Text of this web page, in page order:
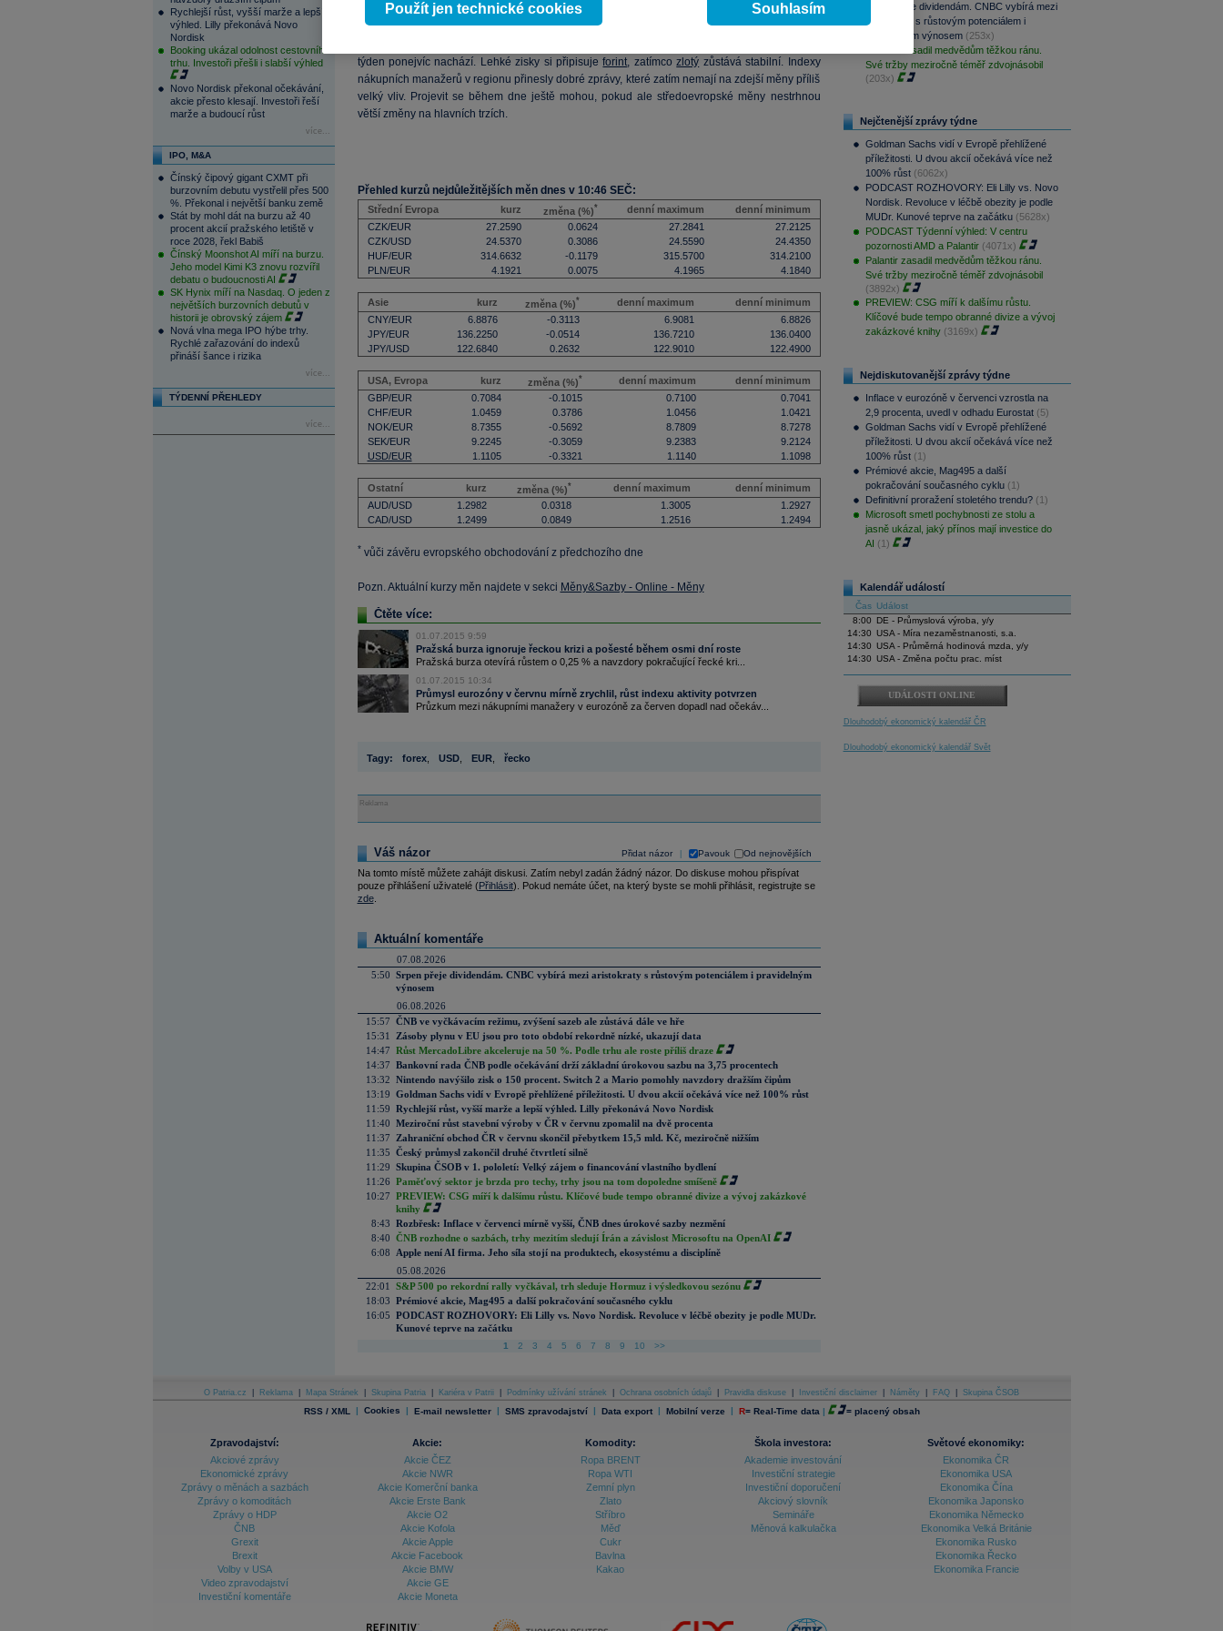
Rychlejší růst, vyšší marže a lepší
výhled. Lilly překonává Novo
Nordisk
Booking ukázal odolnost cestovního
trhu. Investoři přešli i slabší výhled
Novo Nordisk překonal očekávání,
akcie přesto klesají. Investoři řeší
marže a budoucí růst
více...
IPO, M&A
Čínský čipový gigant CXMT při
burzovním debutu vystřelil přes 500
%. Překonal i největší banku země
Stát by mohl dát na burzu až 40
procent akcií pražského letiště v
roce 2028, řekl Babiš
Čínský Moonshot AI míří na burzu.
Jeho model Kimi K3 znovu rozvířil
debatu o budoucnosti AI
SK Hynix míří na Nasdaq. O jeden z
největších burzovních debutů v
historii je obrovský zájem
Nová vlna mega IPO hýbe trhy.
Rychlé zařazování do indexů
přináší šance i rizika
více...
TÝDENNÍ PŘEHLEDY
více...
aktuálně i proti libře, kde mu ovšem hraje do karet horší britský PMI.
týden ponejvíc nachází. Lehké zisky si připisujeforint, zatímcozlotý zůstává stabilní. Indexy
nákupních manažerů v regionu přinesly dobré zprávy, které zatím nemají na zdejší měny příliš
velký vliv. Projevit se během dne ještě mohou, pokud ale středoevropské měny nestrhnou
větší změny na hlavních trzích.
Přehled kurzů nejdůležitějších měn dnes v 10:46 SEČ:
Střední Evropa kurz změna (%)* denní maximum
denní minimum
CZK/EUR
27.2590 0.0624 27.2841
27.2125
CZK/USD
24.5370 0.3086 24.5590
24.4350
HUF/EUR
314.6632 -0.1179 315.5700
314.2100
PLN/EUR
4.1921 0.0075 4.1965 4.1840
Asie kurz změna (%)* denní maximum
denní minimum
CNY/EUR
6.8876 -0.3113 6.9081
6.8826
JPY/EUR
136.2250 -0.0514 136.7210
136.0400
JPY/USD
122.6840 0.2632 122.9010 122.4900
USA, Evropa kurz změna (%)* denní maximum
denní minimum
GBP/EUR
0.7084 -0.1015 0.7100
0.7041
CHF/EUR
1.0459 0.3786 1.0456
1.0421
NOK/EUR
8.7355 -0.5692 8.7809
8.7278
SEK/EUR
9.2245 -0.3059 9.2383
9.2124
USD/EUR
1.1105 -0.3321 1.1140 1.1098
Ostatní kurz změna (%)* denní maximum
denní minimum
AUD/USD
1.2982 0.0318 1.3005
1.2927
CAD/USD
1.2499 0.0849 1.2516 1.2494
* vůči závěru evropského obchodování z předchozího dne
Pozn. Aktuální kurzy měn najdete v sekci Měny&Sazby - Online - Měny
Čtěte více:
01.07.2015 9:59
Pražská burza ignoruje řeckou krizi a pošesté během osmi dní roste
Pražská burza otevírá růstem o 0,25 % a navzdory pokračující řecké kri...
01.07.2015 10:34
Průmysl eurozóny v červnu mírně zrychlil, růst indexu aktivity potvrzen
Průzkum mezi nákupními manažery v eurozóně za červen dopadl nad očekáv...
Tagy: forex, USD, EUR, řecko
Reklama
Přidat názor Pavouk Od nejnovějších
Váš názor
Na tomto místě můžete zahájit diskusi. Zatím nebyl zadán žádný názor. Do diskuse mohou přispívat
pouze přihlášení uživatelé (Přihlásit). Pokud nemáte účet, na který byste se mohli přihlásit, registrujte se
zde.
Aktuální komentáře
07.08.2026
5:50 Srpen přeje dividendám. CNBC vybírá mezi aristokraty s růstovým potenciálem i pravidelným
výnosem
06.08.2026
15:57 ČNB ve vyčkávacím režimu, zvýšení sazeb ale zůstává dále ve hře
15:31
Zásoby plynu v EU jsou pro toto období rekordně nízké, ukazují data
14:47 Růst MercadoLibre akceleruje na 50 %. Podle trhu ale roste příliš draze
14:37 Bankovní rada ČNB podle očekávání drží základní úrokovou sazbu na 3,75 procentech
13:32 Nintendo navýšilo zisk o 150 procent. Switch 2 a Mario pomohly navzdory dražším čipům
13:19 Goldman Sachs vidí v Evropě přehlížené příležitosti. U dvou akcií očekává více než 100% růst
11:59 Rychlejší růst, vyšší marže a lepší výhled. Lilly překonává Novo Nordisk
11:40 Meziroční růst stavební výroby v ČR v červnu zpomalil na dvě procenta
11:37
Zahraniční obchod ČR v červnu skončil přebytkem 15,5 mld. Kč, meziročně nižším
11:35 Český průmysl zakončil druhé čtvrtletí silně
11:29 Skupina ČSOB v 1. pololetí: Velký zájem o financování vlastního bydlení
11:26 Paměťový sektor je brzda pro techy, trhy jsou na tom dopoledne smíšeně
10:27 PREVIEW: CSG míří k dalšímu růstu. Klíčové bude tempo obranné divize a vývoj zakázkové
knihy
8:43 Rozbřesk: Inflace v červenci mírně vyšší, ČNB dnes úrokové sazby nezmění
8:40 ČNB rozhodne o sazbách, trhy mezitím sledují Írán a závislost Microsoftu na OpenAI
6:08
Apple není AI firma. Jeho síla stojí na produktech, ekosystému a disciplíně
05.08.2026
22:01
S&P 500 po rekordní rally vyčkával, trh sleduje Hormuz i výsledkovou sezónu
18:03 Prémiové akcie, Mag495 a další pokračování současného cyklu
16:05 PODCAST ROZHOVORY: Eli Lilly vs. Novo Nordisk. Revoluce v léčbě obezity je podle MUDr.
Kunové teprve na začátku
1 2 3 4 5 6 7 8 9 10 >>
Srpen přeje dividendám. CNBC vybírá mezi
aristokraty s růstovým potenciálem i
pravidelným výnosem (253x)
Palantir zasadil medvědům těžkou ránu.
Své tržby meziročně téměř zdvojnásobil
(203x)
Nejčtenější zprávy týdne
Goldman Sachs vidí v Evropě přehlížené
příležitosti. U dvou akcií očekává více než
100% růst (6062x)
PODCAST ROZHOVORY: Eli Lilly vs. Novo
Nordisk. Revoluce v léčbě obezity je podle
MUDr. Kunové teprve na začátku (5628x)
PODCAST Týdenní výhled: V centru
pozornosti AMD a Palantir (4071x)
Palantir zasadil medvědům těžkou ránu.
Své tržby meziročně téměř zdvojnásobil
(3892x)
PREVIEW: CSG míří k dalšímu růstu.
Klíčové bude tempo obranné divize a vývoj
zakázkové knihy (3169x)
Nejdiskutovanější zprávy týdne
Inflace v eurozóně v červenci vzrostla na
2,9 procenta, uvedl v odhadu Eurostat (5)
Goldman Sachs vidí v Evropě přehlížené
příležitosti. U dvou akcií očekává více než
100% růst (1)
Prémiové akcie, Mag495 a další
pokračování současného cyklu (1)
Definitivní proražení stoletého trendu? (1)
Microsoft smetl pochybnosti ze stolu a
jasně ukázal, jaký přínos mají investice do
AI (1)
Kalendář událostí
Čas Událost
8:00
DE - Průmyslová výroba, y/y
14:30 USA - Míra nezaměstnanosti, s.a.
14:30 USA - Průměrná hodinová mzda, y/y
14:30 USA - Změna počtu prac. míst
UDÁLOSTI ONLINE
Dlouhodobý ekonomický kalendář ČR
Dlouhodobý ekonomický kalendář Svět
O Patria.cz Reklama Mapa Stránek Skupina Patria Kariéra v Patrii Podmínky užívání stránek Ochrana osobních údajů Pravidla diskuse Investiční disclaimer Náměty FAQ Skupina ČSOB
RSS / XML | Cookies | E-mail newsletter | SMS zpravodajství | Data export | Mobilní verze | R= Real-Time data | = placený obsah
Zpravodajství:
Akciové zprávy
Ekonomické zprávy
Zprávy o měnách a sazbách
Zprávy o komoditách
Zprávy o HDP
ČNB
Grexit
Brexit
Volby v USA
Video zpravodajství
Investiční komentáře
Akcie:
Akcie ČEZ
Akcie NWR
Akcie Komerční banka
Akcie Erste Bank
Akcie O2
Akcie Kofola
Akcie Apple
Akcie Facebook
Akcie BMW
Akcie GE
Akcie Moneta
Komodity:
Ropa BRENT
Ropa WTI
Zemní plyn
Zlato
Stříbro
Měď
Cukr
Bavlna
Kakao
Škola investora:
Akademie investování
Investiční strategie
Investiční doporučení
Akciový slovník
Semináře
Měnová kalkulačka
Světové ekonomiky:
Ekonomika ČR
Ekonomika USA
Ekonomika Čína
Ekonomika Japonsko
Ekonomika Německo
Ekonomika Velká Británie
Ekonomika Rusko
Ekonomika Řecko
Ekonomika Francie
Použít jen technické cookies Souhlasím